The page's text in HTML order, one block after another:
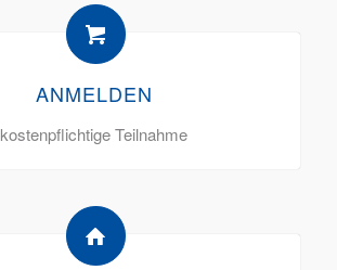
ANMELDEN
kostenpflichtige Teilnahme